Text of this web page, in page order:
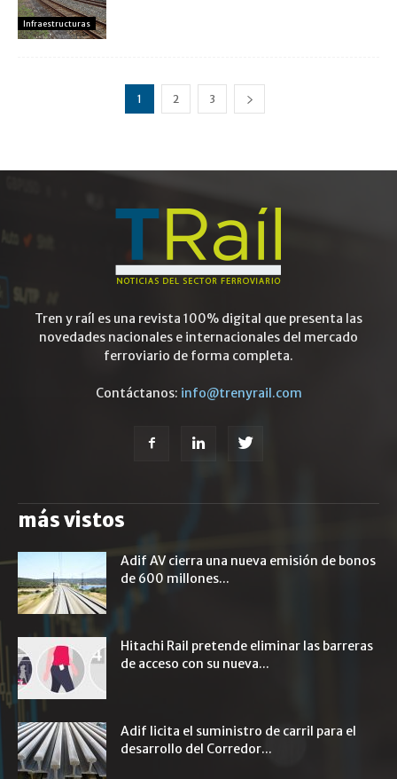
Infraestructuras
1 2 3
Tren y raíl es una revista 100% digital que presenta las
novedades nacionales e internacionales del mercado
ferroviario de forma completa.
Contáctanos: info@trenyrail.com
más vistos
Adif AV cierra una nueva emisión de bonos
de 600 millones...
Hitachi Rail pretende eliminar las barreras
de acceso con su nueva...
Adif licita el suministro de carril para el
desarrollo del Corredor...